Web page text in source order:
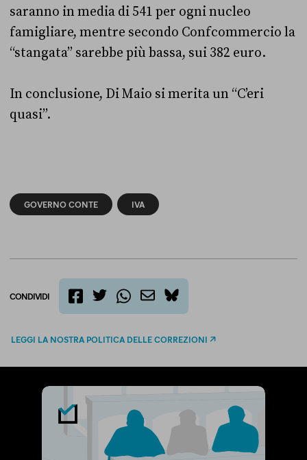
saranno in media di 541 per ogni nucleo
famigliare, mentre secondo Confcommercio la
“stangata” sarebbe più bassa, sui 382 euro.
In conclusione, Di Maio si merita un “C’eri
quasi”.
GOVERNO CONTE IVA
CONDIVIDI
bluesky
LEGGI LA NOSTRA POLITICA DELLE CORREZIONI